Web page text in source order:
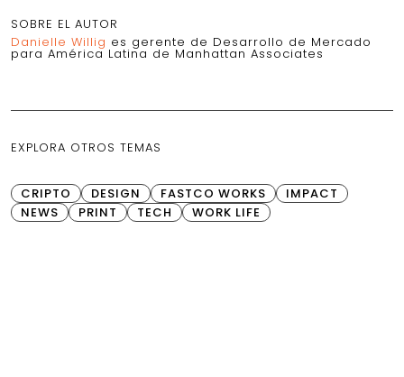
SOBRE EL AUTOR
Danielle Willig es gerente de Desarrollo de Mercado
para América Latina de Manhattan Associates
EXPLORA OTROS TEMAS
CRIPTO DESIGN FASTCO WORKS
IMPACT
NEWS
PRINT TECH WORK LIFE